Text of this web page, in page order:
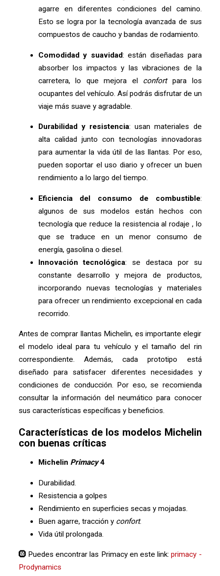
agarre en diferentes condiciones del camino.
Esto se logra por la tecnología avanzada de sus
compuestos de caucho y bandas de rodamiento.
Comodidad y suavidad: están diseñadas para
absorber los impactos y las vibraciones de la
carretera, lo que mejora el confortpara los
ocupantes del vehículo. Así podrás disfrutar de un
viaje más suave y agradable.
Durabilidad y resistencia: usan materiales de
alta calidad junto con tecnologías innovadoras
para aumentar la vida útil de las llantas. Por eso,
pueden soportar el uso diario y ofrecer un buen
rendimiento a lo largo del tiempo.
Eficiencia del consumo de combustible:
algunos de sus modelos están hechos con
tecnología que reduce la resistencia al rodaje , lo
que se traduce en un menor consumo de
energía, gasolina o diesel.
Innovación tecnológica: se destaca por su
constante desarrollo y mejora de productos,
incorporando nuevas tecnologías y materiales
para ofrecer un rendimiento excepcional en cada
recorrido.
Antes de comprar llantas Michelin, es importante elegir
el modelo ideal para tu vehículo y el tamaño del rin
correspondiente. Además, cada prototipo está
diseñado para satisfacer diferentes necesidades y
condiciones de conducción. Por eso, se recomienda
consultar la información del neumático para conocer
sus características específicas y beneficios.
Características de los modelos Michelin
con buenas críticas
Michelin Primacy4
Durabilidad.
Resistencia a golpes
Rendimiento en superficies secas y mojadas.
Buen agarre, tracción y confort.
Vida útil prolongada.
🛞 Puedes encontrar las Primacy en este link:primacy -
Prodynamics